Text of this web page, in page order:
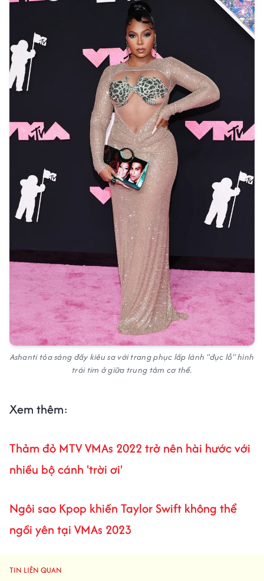
Ashanti tỏa sáng đầy kiêu sa với trang phục lấp lánh "đục lỗ" hình
trái tim ở giữa trung tâm cơ thể.
Xem thêm:
Thảm đỏ MTV VMAs 2022 trở nên hài hước với
nhiều bộ cánh 'trời ơi'
Ngôi sao Kpop khiến Taylor Swift không thể
ngồi yên tại VMAs 2023
TIN LIÊN QUAN